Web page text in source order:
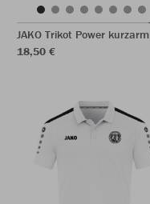
JAKO Trikot Power kurzarm
18,50 €